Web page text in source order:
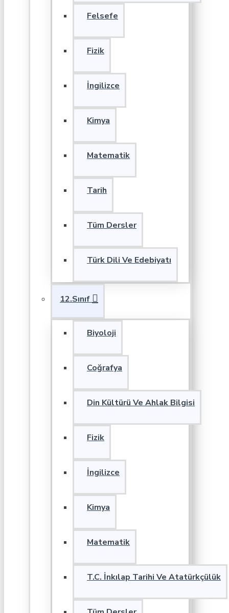
Felsefe
Fizik
İngilizce
Kimya
Matematik
Tarih
Tüm Dersler
Türk Dili Ve Edebiyatı
12.Sınıf
Biyoloji
Coğrafya
Din Kültürü Ve Ahlak Bilgisi
Fizik
İngilizce
Kimya
Matematik
T.C. İnkılap Tarihi Ve Atatürkçülük